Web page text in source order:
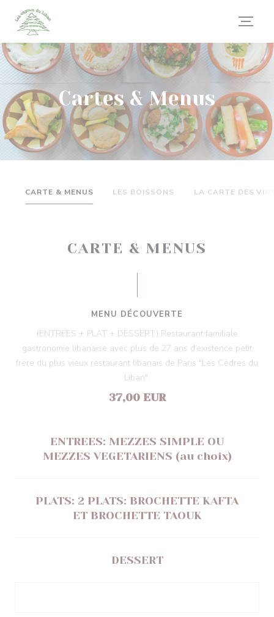
Personnalisation de vos choix en matière de cookies
Cartes & Menus
CARTE & MENUS LES BOISSONS LA CARTE DES
CARTE & MENUS
MENU DÉCOUVERTE
(ENTREES + PLAT + DESSERT) Restaurant familiale
gastronomie libanaise avec plus de 27 ans d’existence petit
frère du plus vieux restaurant libanais de Paris "Les Cèdres du
Liban".
37,00 EUR
ENTREES: MEZZES SIMPLE OU
MEZZES VEGETARIENS (au choix)
PLATS: 2 PLATS: BROCHETTE KAFTA
ET BROCHETTE TAOUK
DESSERT